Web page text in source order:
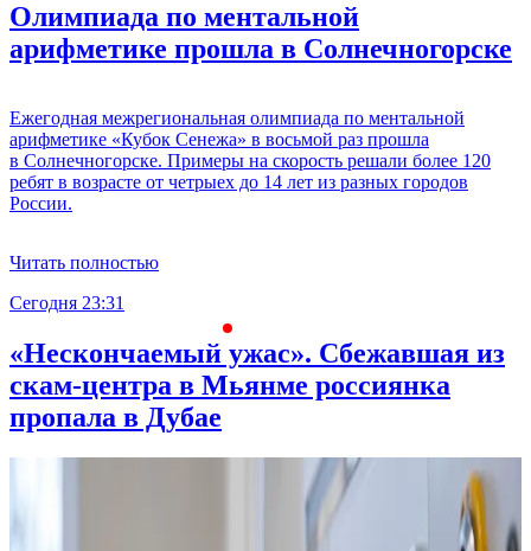
Олимпиада по ментальной
арифметике прошла в Солнечногорске
Ежегодная межрегиональная олимпиада по ментальной
арифметике «Кубок Сенежа» в восьмой раз прошла
в Солнечногорске. Примеры на скорость решали более 120
ребят в возрасте от четрыех до 14 лет из разных городов
России.
Читать полностью
Сегодня 23:31
«Нескончаемый ужас». Сбежавшая из
скам-центра в Мьянме россиянка
пропала в Дубае